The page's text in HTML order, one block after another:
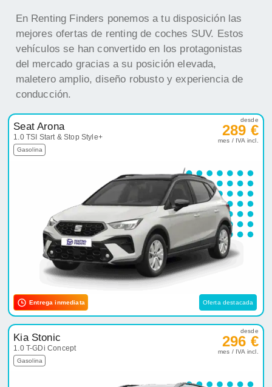
En Renting Finders ponemos a tu disposición las
mejores ofertas de renting de coches SUV. Estos
vehículos se han convertido en los protagonistas
del mercado gracias a su posición elevada,
maletero amplio, diseño robusto y experiencia de
conducción.
Seat Arona
1.0 TSI Start & Stop Style+
Gasolina
desde
289 €
mes / IVA incl.
Entrega inmediata Oferta destacada
Kia Stonic
1.0 T-GDi Concept
Gasolina
desde
296 €
mes / IVA incl.